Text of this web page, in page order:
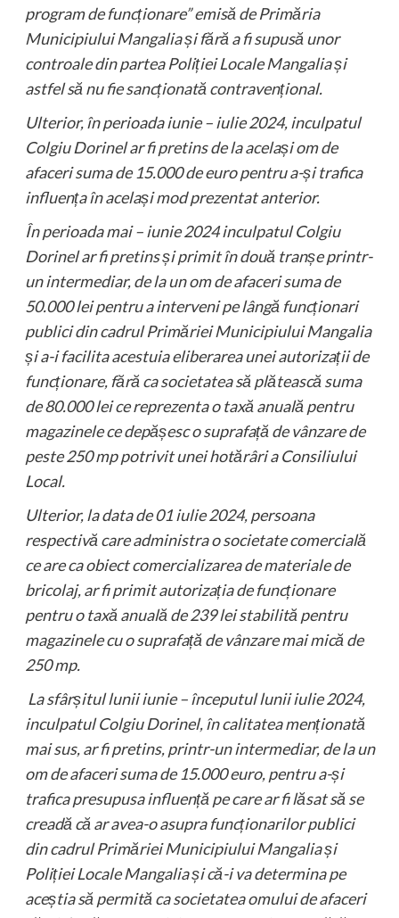
program de funcționare” emisă de Primăria
Municipiului Mangalia și fără a fi supusă unor
controale din partea Poliției Locale Mangalia și
astfel să nu fie sancționată contravențional.
Ulterior, în perioada iunie – iulie 2024, inculpatul
Colgiu Dorinel ar fi pretins de la același om de
afaceri suma de 15.000 de euro pentru a-și trafica
influența în același mod prezentat anterior.
În perioada mai – iunie 2024 inculpatul Colgiu
Dorinel ar fi pretins și primit în două tranșe printr-
un intermediar, de la un om de afaceri suma de
50.000 lei pentru a interveni pe lângă funcționari
publici din cadrul Primăriei Municipiului Mangalia
și a-i facilita acestuia eliberarea unei autorizații de
funcționare, fără ca societatea să plătească suma
de 80.000 lei ce reprezenta o taxă anuală pentru
magazinele ce depășesc o suprafață de vânzare de
peste 250 mp potrivit unei hotărâri a Consiliului
Local.
Ulterior, la data de 01 iulie 2024, persoana
respectivă care administra o societate comercială
ce are ca obiect comercializarea de materiale de
bricolaj, ar fi primit autorizația de funcționare
pentru o taxă anuală de 239 lei stabilită pentru
magazinele cu o suprafață de vânzare mai mică de
250 mp.
La sfârșitul lunii iunie – începutul lunii iulie 2024,
inculpatul Colgiu Dorinel, în calitatea menționată
mai sus, ar fi pretins, printr-un intermediar, de la un
om de afaceri suma de 15.000 euro, pentru a-și
trafica presupusa influență pe care ar fi lăsat să se
creadă că ar avea-o asupra funcționarilor publici
din cadrul Primăriei Municipiului Mangalia și
Poliției Locale Mangalia și că-i va determina pe
aceștia să permită ca societatea omului de afaceri